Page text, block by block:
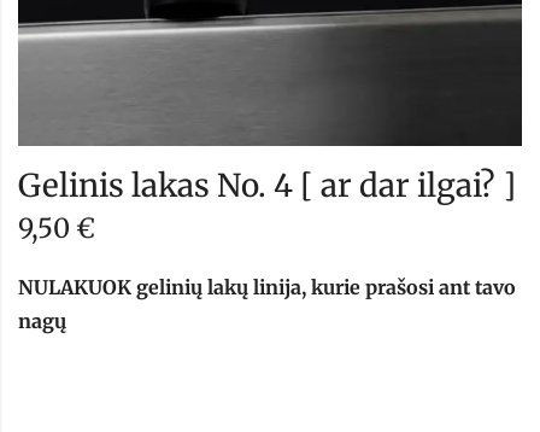
Gelinis lakas No. 4 [ ar dar ilgai? ]
9,50 €
NULAKUOK gelinių lakų linija, kurie prašosi ant tavo
nagų